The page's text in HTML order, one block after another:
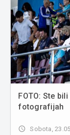
FOTO: Ste
fotografijah
access_time Sobota,